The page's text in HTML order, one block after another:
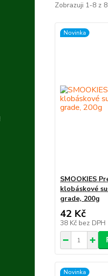
Zobrazuji 1-8 z 8
Novinka
SMOOKIES
klobáskové
grade, 200g
42 Kč
38 Kč bez DPH
Novinka